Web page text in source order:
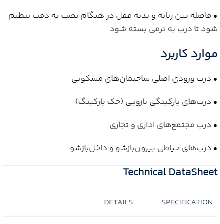
• فاصله بین زبانه و بدنه قفل در هنگام نصب به دقت تنظیم
شود تا درب به نرمی بسته شود
موارد کاربرد
• درب ورودی اصلی ساختمان‌های مسکونی
• درب‌های پارکینگی بازویی (جک پارکینگ)
• درب مجتمع‌های اداری و تجاری
• درب‌های حیاطی بیرون‌بازشو و داخل‌بازشو
Technical DataSheet
SPECIFICATION
DETAILS